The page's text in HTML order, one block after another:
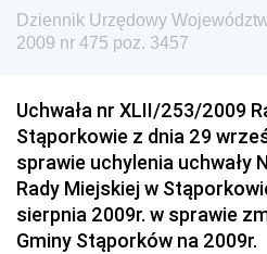
Dziennik Urzędowy
Granicznej
Drogowego
Dziennik Urzędowy
Dziennik Urzędowy
Dziennik Urzędowy Ministra
Społecznej
Dziennik Urzędowy
2009 nr 475 poz. 3457
Uchwała nr XLII/253/2009
Stąporkowie z dnia 29
sprawie uchylenia uchwały
Rady Miejskiej w
sierpnia 2009r. w sprawie
Gminy Stąporków na 2009r.